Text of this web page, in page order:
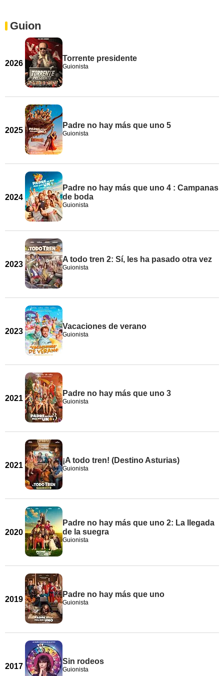
Guion
2026
Torrente presidente
Guionista
2025
Padre no hay más que uno 5
Guionista
2024
Padre no hay más que uno 4 : Campanas
de boda
Guionista
2023
A todo tren 2: Sí, les ha pasado otra vez
Guionista
2023
Vacaciones de verano
Guionista
2021
Padre no hay más que uno 3
Guionista
2021
¡A todo tren! (Destino Asturias)
Guionista
2020
Padre no hay más que uno 2: La llegada
de la suegra
Guionista
2019
Padre no hay más que uno
Guionista
2017
Sin rodeos
Guionista